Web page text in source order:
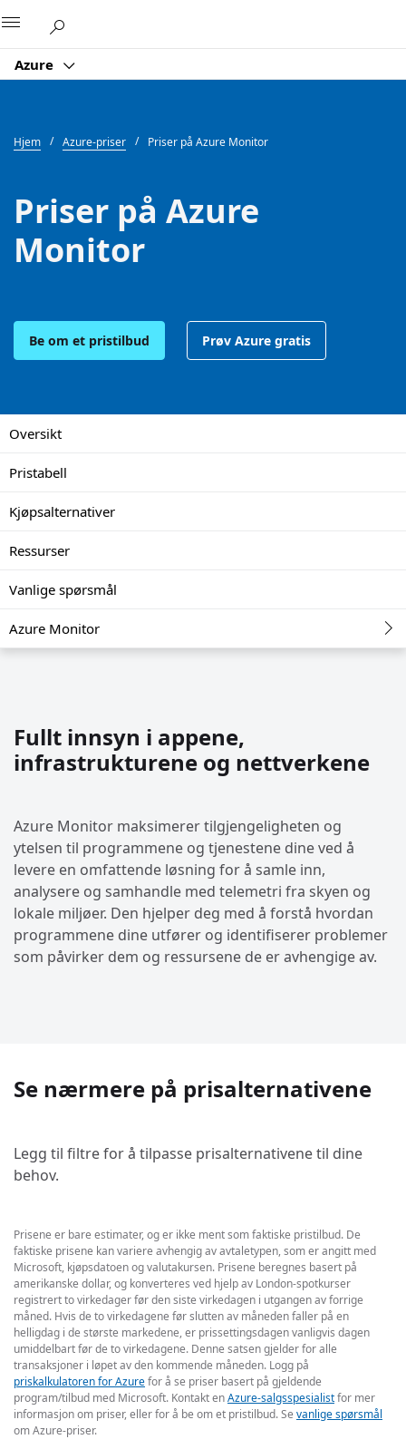
Azure
Hjem Azure-priser Priser på Azure Monitor
Priser på Azure
Monitor
Be om et pristilbud Prøv Azure gratis
Oversikt
Pristabell
Kjøpsalternativer
Ressurser
Vanlige spørsmål
Azure Monitor
Fullt innsyn i appene,
infrastrukturene og nettverkene
Azure Monitor maksimerer tilgjengeligheten og
ytelsen til programmene og tjenestene dine ved å
levere en omfattende løsning for å samle inn,
analysere og samhandle med telemetri fra skyen og
lokale miljøer. Den hjelper deg med å forstå hvordan
programmene dine utfører og identifiserer problemer
som påvirker dem og ressursene de er avhengige av.
Se nærmere på prisalternativene
Legg til filtre for å tilpasse prisalternativene til dine
behov.
Prisene er bare estimater, og er ikke ment som faktiske pristilbud. De
faktiske prisene kan variere avhengig av avtaletypen, som er angitt med
Microsoft, kjøpsdatoen og valutakursen. Prisene beregnes basert på
amerikanske dollar, og konverteres ved hjelp av London-spotkurser
registrert to virkedager før den siste virkedagen i utgangen av forrige
måned. Hvis de to virkedagene før slutten av måneden faller på en
helligdag i de største markedene, er prissettingsdagen vanligvis dagen
umiddelbart før de to virkedagene. Denne satsen gjelder for alle
transaksjoner i løpet av den kommende måneden. Logg på
priskalkulatoren for Azurefor å se priser basert på gjeldende
program/tilbud med Microsoft. Kontakt enAzure-salgsspesialistfor mer
informasjon om priser, eller for å be om et pristilbud. Se vanlige spørsmål
om Azure-priser.